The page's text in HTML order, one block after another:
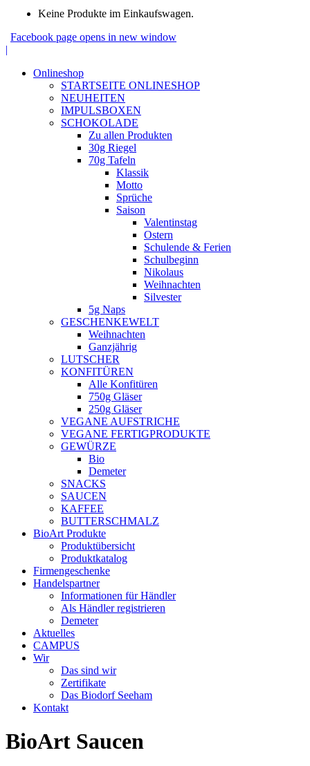
Keine Produkte im Einkaufswagen.
Facebook page opens in new window
|
Onlineshop
STARTSEITE ONLINESHOP
NEUHEITEN
IMPULSBOXEN
SCHOKOLADE
Zu allen Produkten
30g Riegel
70g Tafeln
Klassik
Motto
Sprüche
Saison
Valentinstag
Ostern
Schulende & Ferien
Schulbeginn
Nikolaus
Weihnachten
Silvester
5g Naps
GESCHENKEWELT
Weihnachten
Ganzjährig
LUTSCHER
KONFITÜREN
Alle Konfitüren
750g Gläser
250g Gläser
VEGANE AUFSTRICHE
VEGANE FERTIGPRODUKTE
GEWÜRZE
Bio
Demeter
SNACKS
SAUCEN
KAFFEE
BUTTERSCHMALZ
BioArt Produkte
Produktübersicht
Produktkatalog
Firmengeschenke
Handelspartner
Informationen für Händler
Als Händler registrieren
Demeter
Aktuelles
CAMPUS
Wir
Das sind wir
Zertifikate
Das Biodorf Seeham
Kontakt
BioArt Saucen